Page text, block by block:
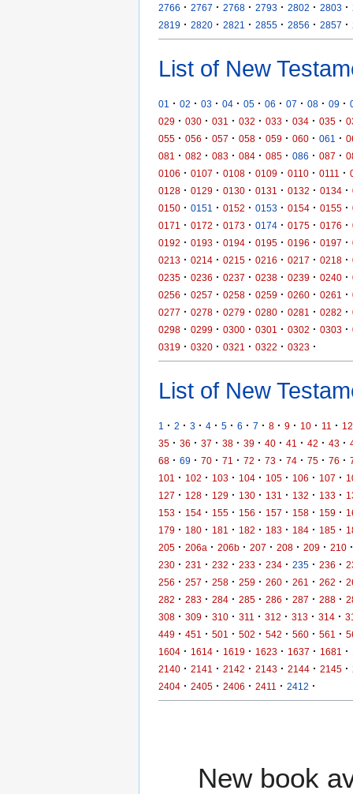
2766 · 2767 · 2768 · 2793 · 2802 · 2803 ·
2819 · 2820 · 2821 · 2855 · 2856 · 2857 ·
List of New
01 · 02 · 03 · 04 · 05 · 06 · 07 · 08 · 09 ·
029 · 030 · 031 · 032 · 033 · 034 · 035 ·
055 · 056 · 057 · 058 · 059 · 060 · 061 ·
081
· 082 · 083 · 084 · 085 · 086 · 087 ·
0106 · 0107 · 0108 · 0109 · 0110 · 0111 ·
0128 · 0129 · 0130 · 0131 · 0132 · 0134 ·
0150 · 0151 · 0152 · 0153 · 0154 · 0155 ·
0171
· 0172 · 0173 · 0174 · 0175 · 0176 ·
0192 · 0193 · 0194 · 0195 · 0196 · 0197 ·
0213 · 0214 · 0215 · 0216 · 0217 · 0218 ·
0235 · 0236 · 0237 · 0238 · 0239 · 0240 ·
0256 · 0257 · 0258 · 0259 · 0260 · 0261 ·
0277 · 0278 · 0279 · 0280 · 0281 · 0282 ·
0298 · 0299 · 0300 · 0301 · 0302 · 0303 ·
0319 · 0320 · 0321 · 0322 · 0323 ·
List of New
1 · 2 · 3 · 4 · 5 · 6 · 7 · 8 · 9 · 10 · 11 · 12
35 · 36 · 37 · 38 · 39 · 40 · 41 · 42 · 43 ·
68 · 69 · 70 · 71 · 72 · 73 · 74 · 75 · 76 ·
101
· 102 · 103 · 104 · 105 · 106 · 107 ·
127 · 128 · 129 · 130 · 131 · 132 · 133 ·
153 · 154 · 155 · 156 · 157 · 158 · 159 ·
179 · 180 · 181 · 182 · 183 · 184 · 185 ·
205 · 206a · 206b · 207 · 208 · 209 · 210 ·
230 · 231 · 232 · 233 · 234 · 235 · 236 ·
256 · 257 · 258 · 259 · 260 · 261 · 262 ·
282 · 283 · 284 · 285 · 286 · 287 · 288 ·
308 · 309 · 310 · 311 · 312 · 313 · 314 ·
449 · 451 · 501 · 502 · 542 · 560 · 561 ·
1604 · 1614 · 1619 · 1623 · 1637 · 1681 ·
2140 · 2141 · 2142 · 2143 · 2144 · 2145 ·
2404 · 2405 · 2406 · 2411 · 2412 ·
New book